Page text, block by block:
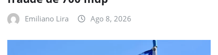
Emiliano Lira Ago 8, 2026